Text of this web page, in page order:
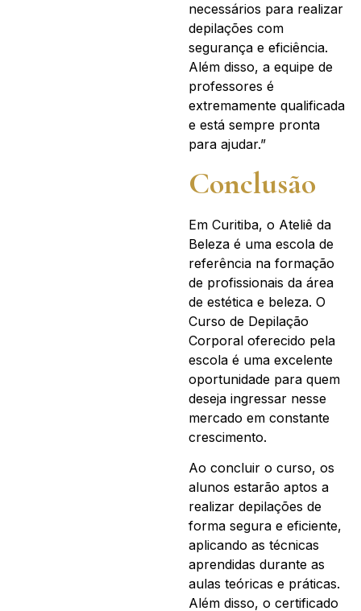
necessários para realizar
depilações com
segurança e eficiência.
Além disso, a equipe de
professores é
extremamente qualificada
e está sempre pronta
para ajudar.”
Conclusão
Em Curitiba, o Ateliê da
Beleza é uma escola de
referência na formação
de profissionais da área
de estética e beleza. O
Curso de Depilação
Corporal oferecido pela
escola é uma excelente
oportunidade para quem
deseja ingressar nesse
mercado em constante
crescimento.
Ao concluir o curso, os
alunos estarão aptos a
realizar depilações de
forma segura e eficiente,
aplicando as técnicas
aprendidas durante as
aulas teóricas e práticas.
Além disso, o certificado